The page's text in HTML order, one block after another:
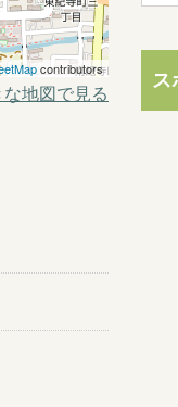
contributors
な地図で見る
ス